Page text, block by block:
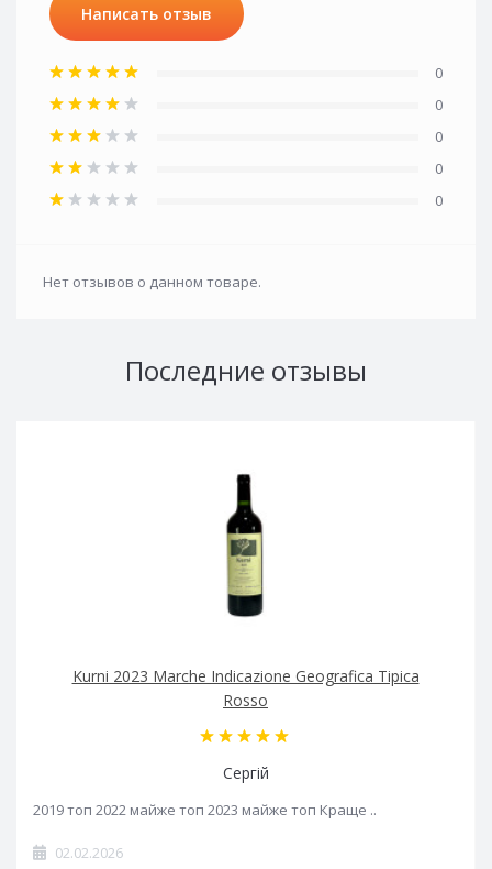
Написать отзыв
0
0
0
0
0
Нет отзывов о данном товаре.
Последние отзывы
Kurni 2023 Marche Indicazione Geografica Tipica
Rosso
Сергій
2019 топ 2022 майже топ 2023 майже топ Краще ..
02.02.2026